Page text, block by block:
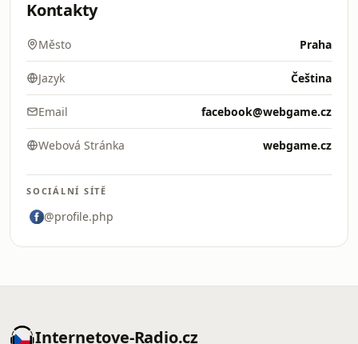
Kontakty
Město Praha
Jazyk Čeština
Email facebook@webgame.cz
Webová Stránka webgame.cz
SOCIÁLNÍ SÍTĚ
@profile.php
Internetove-Radio.cz